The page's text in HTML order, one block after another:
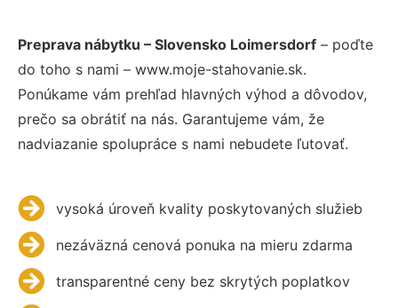
Preprava nábytku – Slovensko Loimersdorf – poďte
do toho s nami – www.moje-stahovanie.sk.
Ponúkame vám prehľad hlavných výhod a dôvodov,
prečo sa obrátiť na nás. Garantujeme vám, že
nadviazanie spolupráce s nami nebudete ľutovať.
vysoká úroveň kvality poskytovaných služieb
nezáväzná cenová ponuka na mieru zdarma
transparentné ceny bez skrytých poplatkov